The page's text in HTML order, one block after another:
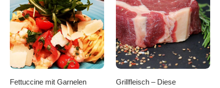
Fettuccine mit Garnelen
Grillfleisch – Diese